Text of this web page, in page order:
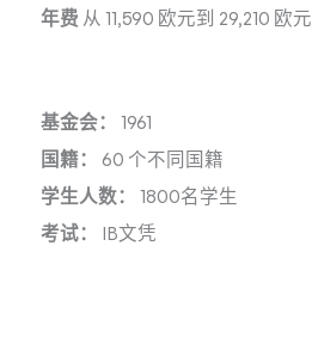
年费 从 11,590 欧元到 29,210 欧元
基金会： 1961
国籍： 60 个不同国籍
学生人数： 1800名学生
考试： IB文凭